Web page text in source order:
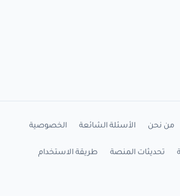
من نحن الأسئلة الشائعة الخصوصية
تحديثات المنصة طريقة الاستخدام